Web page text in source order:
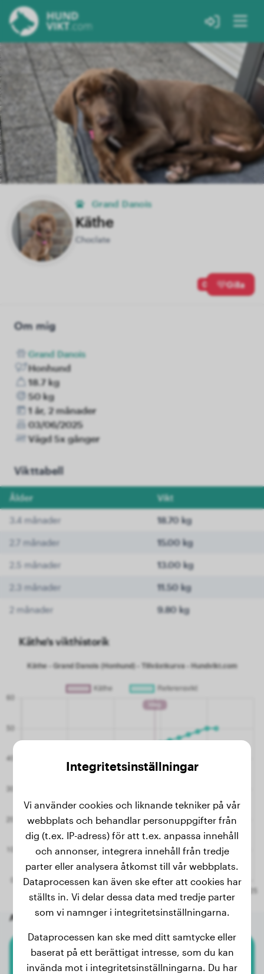
Grand Danois
Käthe
Choclate
0 Gilla
Om mig
Grand Danois
Honhund
18.7 kg
50 kg
1 år, 2 månader
03/06/2025
Vägd 5x gånger
Vikttabell
Ålder Vikt
3.4 månader 18.70 kg
2.7 månader 15.00 kg
2.5 månader 13.00 kg
2.3 månader 11.50 kg
2 månader 9.80 kg
Käthe's vikthistorik
Andra slumpmässiga hundar
Australian Shepherd
Integritetsinställningar
Vi använder cookies och liknande tekniker på vår
webbplats och behandlar personuppgifter från
dig (t.ex. IP-adress) för att t.ex. anpassa innehåll
och annonser, integrera innehåll från tredje
parter eller analysera åtkomst till vår webbplats.
Dataprocessen kan även ske efter att cookies har
ställts in. Vi delar dessa data med tredje parter
som vi namnger i integritetsinställningarna.
Dataprocessen kan ske med ditt samtycke eller
baserat på ett berättigat intresse, som du kan
invända mot i integritetsinställningarna. Du har